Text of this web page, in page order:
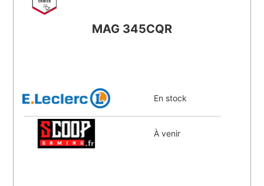
MAG 345CQR
En stock
À venir